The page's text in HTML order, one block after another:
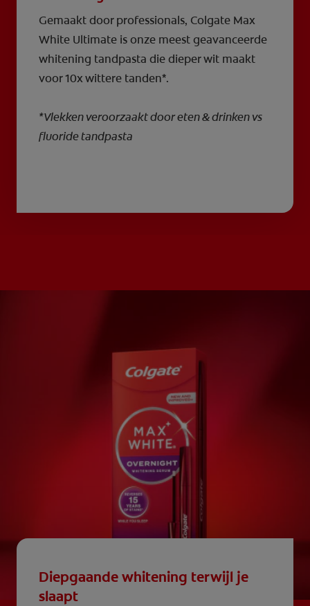
Gemaakt door professionals, Colgate Max
White Ultimate is onze meest geavanceerde
whitening tandpasta die dieper wit maakt
voor 10x wittere tanden*.
*Vlekken veroorzaakt door eten & drinken vs
fluoride tandpasta
Diepgaande whitening terwijl je
slaapt